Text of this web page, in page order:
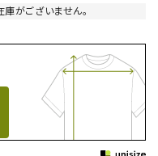
がございません。